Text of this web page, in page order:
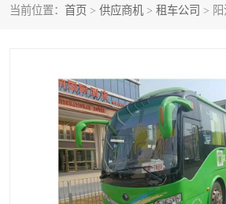
当前位置： 首页 > 供应商机 > 租车公司 >
大巴车